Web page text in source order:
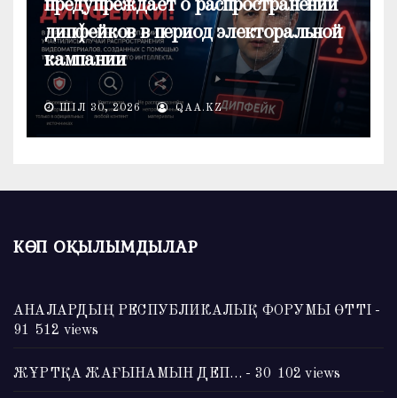
предупреждает о распространении
дипфейков в период электоральной
кампании
ШІЛ 30, 2026 QAA.KZ
КӨП ОҚЫЛЫМДЫЛАР
АНАЛАРДЫҢ РЕСПУБЛИКАЛЫҚ ФОРУМЫ ӨТТІ -
91 512 views
ЖҰРТҚА ЖАҒЫНАМЫН ДЕП… - 30 102 views